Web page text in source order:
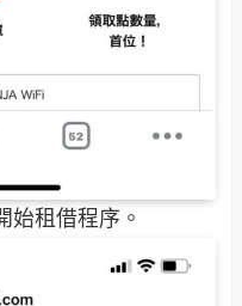
始租借程序。